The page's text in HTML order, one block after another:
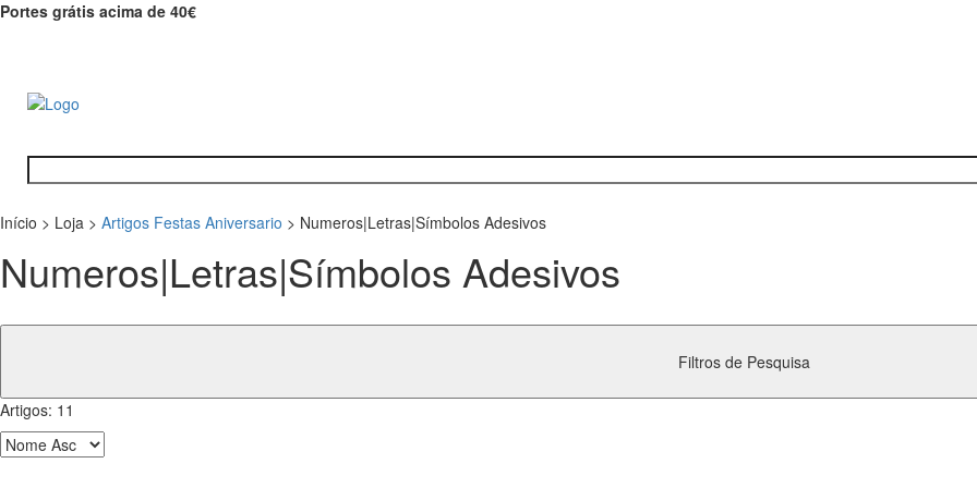
Portes grátis acima de 40€
Início > Loja > Artigos Festas Aniversario > Numeros|Letras|Símbolos Adesivos
Numeros|Letras|Símbolos Adesivos
Filtros de Pesquisa
Artigos: 11